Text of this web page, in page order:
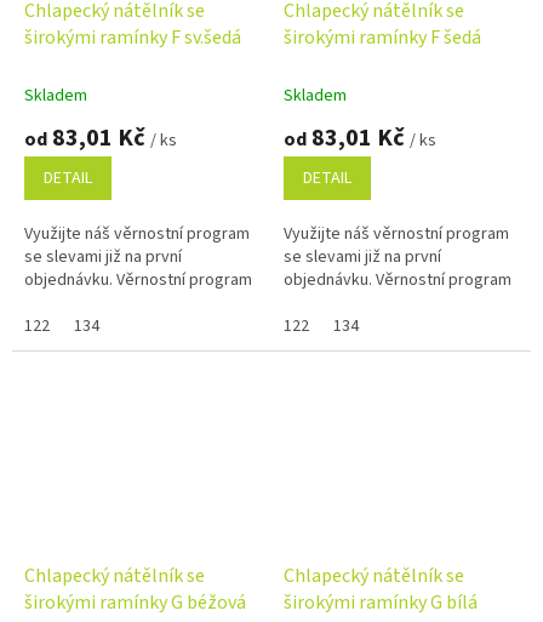
Chlapecký nátělník se
širokými ramínky F sv.šedá
Skladem
od 83,01 Kč / ks
DETAIL
Využijte náš věrnostní program
se slevami již na první
objednávku. Věrnostní program
122
134
Chlapecký nátělník se
širokými ramínky F šedá
Skladem
od 83,01 Kč / ks
DETAIL
Využijte náš věrnostní program
se slevami již na první
objednávku. Věrnostní program
122
134
Chlapecký nátělník se
širokými ramínky G béžová
Chlapecký nátělník se
širokými ramínky G bílá